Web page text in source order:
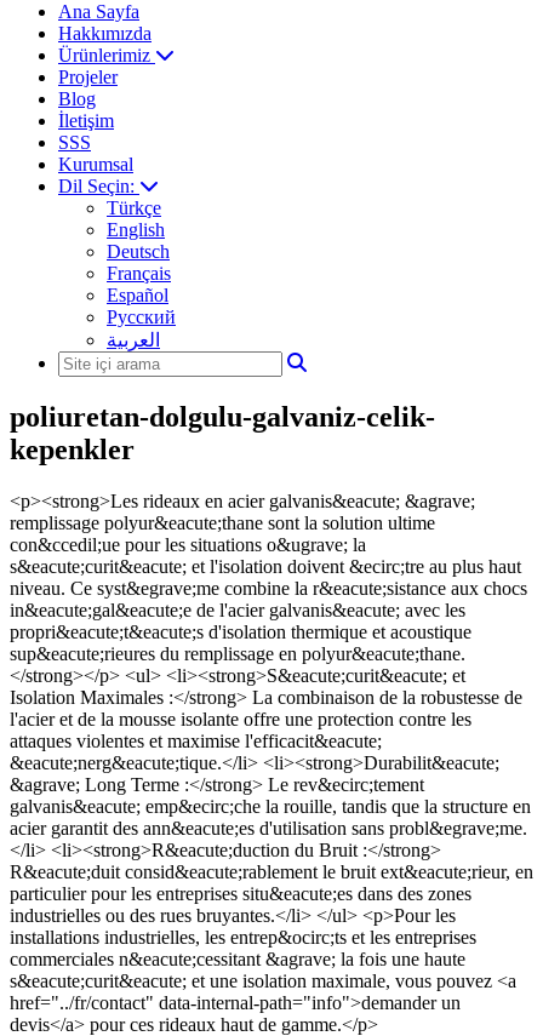
Ana Sayfa
Hakkımızda
Ürünlerimiz
Projeler
Blog
İletişim
SSS
Kurumsal
Dil Seçin:
Türkçe
English
Deutsch
Français
Español
Русский
العربية
poliuretan-dolgulu-galvaniz-celik-
kepenkler
<p><strong>Les rideaux en acier galvanis&eacute; &agrave;
remplissage polyur&eacute;thane sont la solution ultime
con&ccedil;ue pour les situations o&ugrave; la
s&eacute;curit&eacute; et l'isolation doivent &ecirc;tre au plus haut
niveau. Ce syst&egrave;me combine la r&eacute;sistance aux chocs
in&eacute;gal&eacute;e de l'acier galvanis&eacute; avec les
propri&eacute;t&eacute;s d'isolation thermique et acoustique
sup&eacute;rieures du remplissage en polyur&eacute;thane.
</strong></p> <ul> <li><strong>S&eacute;curit&eacute; et
Isolation Maximales :</strong> La combinaison de la robustesse de
l'acier et de la mousse isolante offre une protection contre les
attaques violentes et maximise l'efficacit&eacute;
&eacute;nerg&eacute;tique.</li> <li><strong>Durabilit&eacute;
&agrave; Long Terme :</strong> Le rev&ecirc;tement
galvanis&eacute; emp&ecirc;che la rouille, tandis que la structure en
acier garantit des ann&eacute;es d'utilisation sans probl&egrave;me.
</li> <li><strong>R&eacute;duction du Bruit :</strong>
R&eacute;duit consid&eacute;rablement le bruit ext&eacute;rieur, en
particulier pour les entreprises situ&eacute;es dans des zones
industrielles ou des rues bruyantes.</li> </ul> <p>Pour les
installations industrielles, les entrep&ocirc;ts et les entreprises
commerciales n&eacute;cessitant &agrave; la fois une haute
s&eacute;curit&eacute; et une isolation maximale, vous pouvez <a
href="../fr/contact" data-internal-path="info">demander un
devis</a> pour ces rideaux haut de gamme.</p>